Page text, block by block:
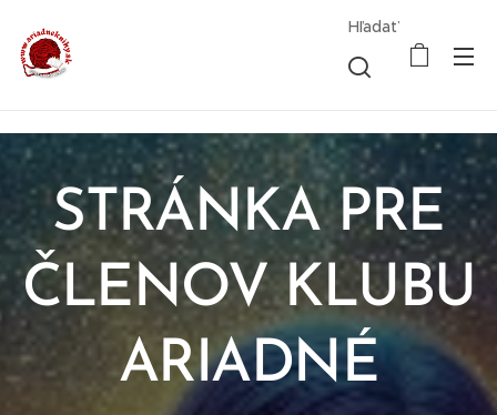
Hľadať
STRÁNKA PRE
ČLENOV KLUBU
ARIADNÉ